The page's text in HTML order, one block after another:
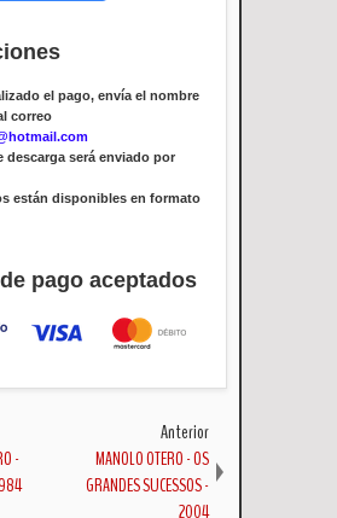
el pago, envía el nombre
correo
descarga será enviado por
están disponibles en formato
pago aceptados
-
Anterior
MANOLO OTERO - OS
GRANDES SUCESSOS -
2004